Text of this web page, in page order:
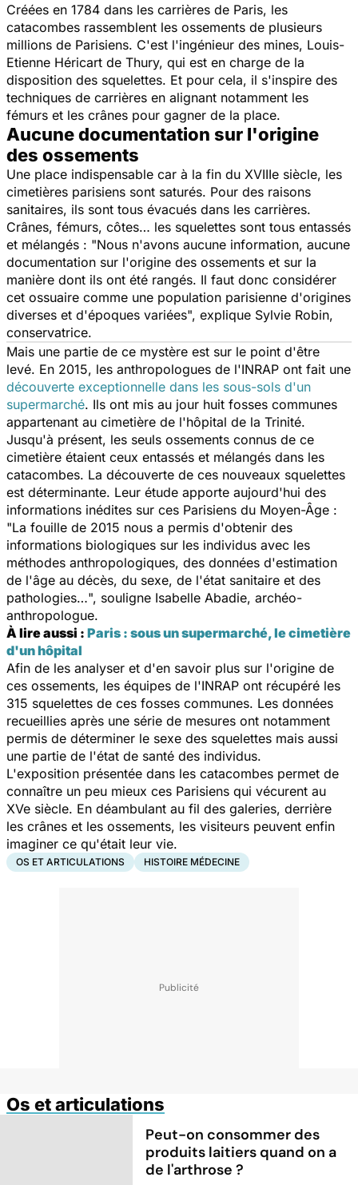
Créées en 1784 dans les carrières de Paris, les
catacombes rassemblent les ossements de plusieurs
millions de Parisiens. C'est l'ingénieur des mines, Louis-
Etienne Héricart de Thury, qui est en charge de la
disposition des squelettes. Et pour cela, il s'inspire des
techniques de carrières en alignant notamment les
fémurs et les crânes pour gagner de la place.
Aucune documentation sur l'origine
des ossements
Une place indispensable car à la fin du XVIIIe siècle, les
cimetières parisiens sont saturés. Pour des raisons
sanitaires, ils sont tous évacués dans les carrières.
Crânes, fémurs, côtes… les squelettes sont tous entassés
et mélangés : "Nous n'avons aucune information, aucune
documentation sur l'origine des ossements et sur la
manière dont ils ont été rangés. Il faut donc considérer
cet ossuaire comme une population parisienne d'origines
diverses et d'époques variées", explique Sylvie Robin,
conservatrice.
Mais une partie de ce mystère est sur le point d'être
levé. En 2015, les anthropologues de l'INRAP ont fait une
découverte exceptionnelle dans les sous-sols d'un
supermarché. Ils ont mis au jour huit fosses communes
appartenant au cimetière de l'hôpital de la Trinité.
Jusqu'à présent, les seuls ossements connus de ce
cimetière étaient ceux entassés et mélangés dans les
catacombes. La découverte de ces nouveaux squelettes
est déterminante. Leur étude apporte aujourd'hui des
informations inédites sur ces Parisiens du Moyen-Âge :
"La fouille de 2015 nous a permis d'obtenir des
informations biologiques sur les individus avec les
méthodes anthropologiques, des données d'estimation
de l'âge au décès, du sexe, de l'état sanitaire et des
pathologies…", souligne Isabelle Abadie, archéo-
anthropologue.
À lire aussi : Paris : sous un supermarché, le cimetière
d'un hôpital
Afin de les analyser et d'en savoir plus sur l'origine de
ces ossements, les équipes de l'INRAP ont récupéré les
315 squelettes de ces fosses communes. Les données
recueillies après une série de mesures ont notamment
permis de déterminer le sexe des squelettes mais aussi
une partie de l'état de santé des individus.
L'exposition présentée dans les catacombes permet de
connaître un peu mieux ces Parisiens qui vécurent au
XVe siècle. En déambulant au fil des galeries, derrière
les crânes et les ossements, les visiteurs peuvent enfin
imaginer ce qu'était leur vie.
OS ET ARTICULATIONS HISTOIRE MÉDECINE
Os et articulations
Peut-on consommer des
produits laitiers quand on a
de l'arthrose ?